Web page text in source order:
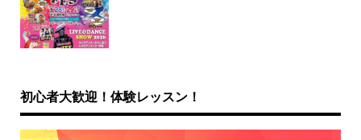
初心者大歓迎！体験レッスン！